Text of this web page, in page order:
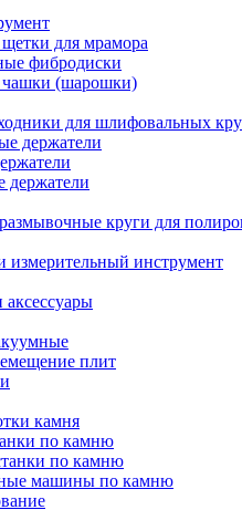
для мрамора
фибродиски
чашки (шарошки)
для шлифовальных
держатели
держатели
круги для
измерительный инструмент
плит
камня
по камню
по камню
машины по камню